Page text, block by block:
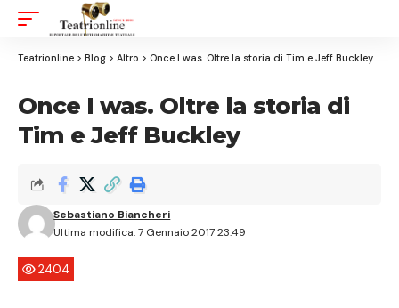
Resizer
Teatrionline > Blog > Altro > Once I was. Oltre la storia di Tim e Jeff Buckley
Once I was. Oltre la storia di
Tim e Jeff Buckley
Ultima modifica: 7 Gennaio 2017 23:49
Sebastiano Biancheri
2404